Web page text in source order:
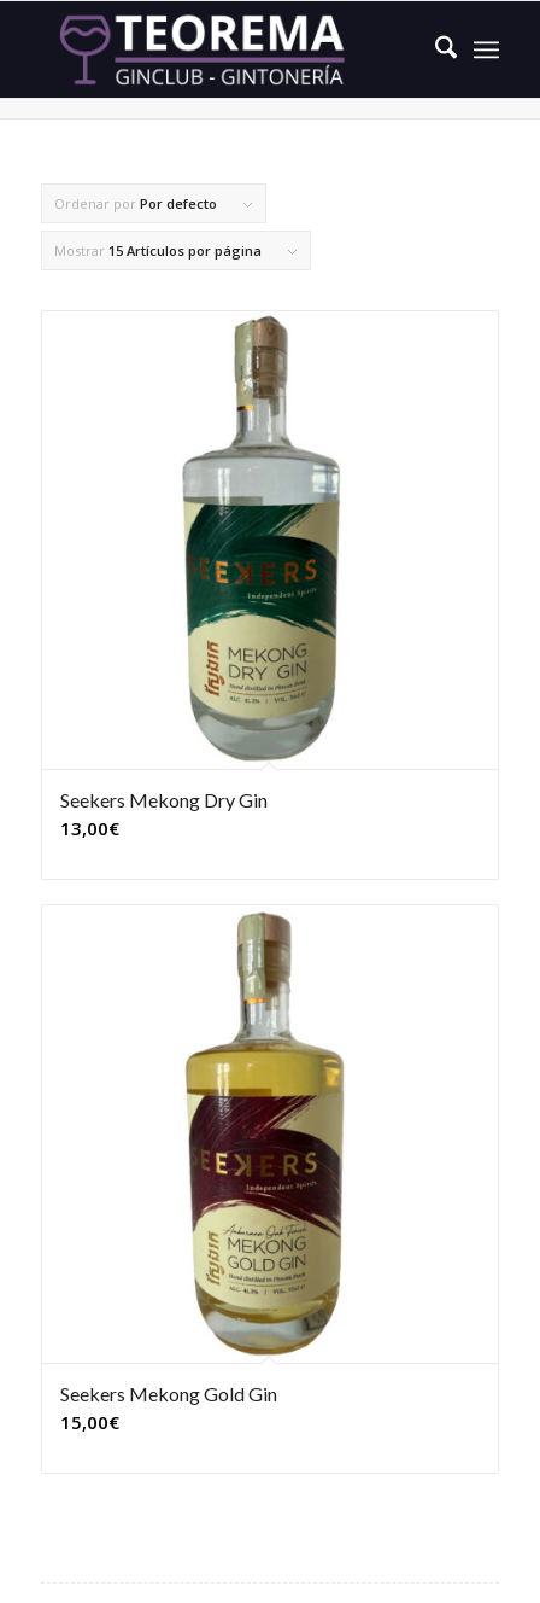
Pandan
Ordenar por Por defecto
Mostrar 15 Artículos por página
Seekers Mekong Dry Gin
13,00€
Seekers Mekong Gold Gin
15,00€